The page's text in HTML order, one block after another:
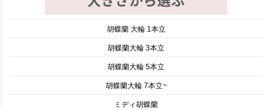
胡蝶蘭 大輪 1本立
胡蝶蘭大輪 3本立
胡蝶蘭大輪 5本立
胡蝶蘭大輪 7本立~
ミディ胡蝶蘭